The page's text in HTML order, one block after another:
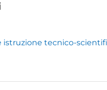
tecnico-